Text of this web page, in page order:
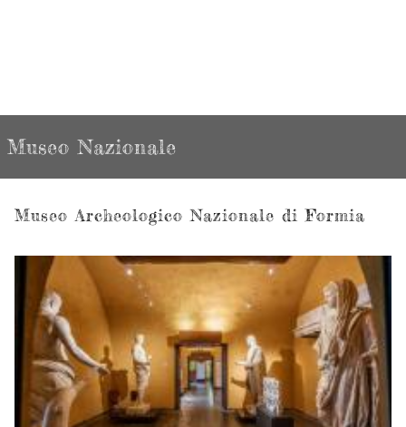
Museo Nazionale
Museo Archeologico Nazionale di Formia